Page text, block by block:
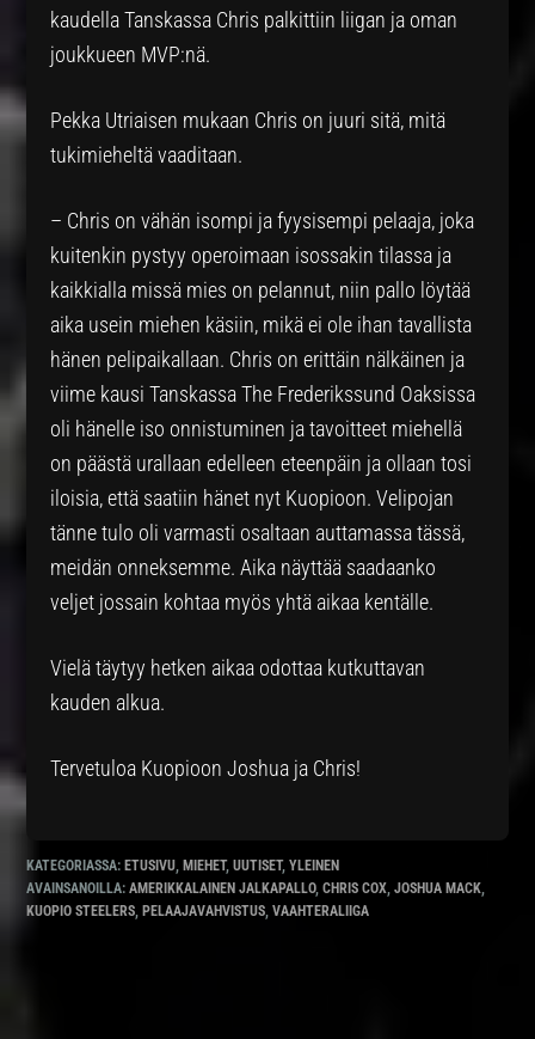
kaudella Tanskassa Chris palkittiin liigan ja oman
joukkueen MVP:nä.
Pekka Utriaisen mukaan Chris on juuri sitä, mitä
tukimieheltä vaaditaan.
– Chris on vähän isompi ja fyysisempi pelaaja, joka
kuitenkin pystyy operoimaan isossakin tilassa ja
kaikkialla missä mies on pelannut, niin pallo löytää
aika usein miehen käsiin, mikä ei ole ihan tavallista
hänen pelipaikallaan. Chris on erittäin nälkäinen ja
viime kausi Tanskassa The Frederikssund Oaksissa
oli hänelle iso onnistuminen ja tavoitteet miehellä
on päästä urallaan edelleen eteenpäin ja ollaan tosi
iloisia, että saatiin hänet nyt Kuopioon. Velipojan
tänne tulo oli varmasti osaltaan auttamassa tässä,
meidän onneksemme. Aika näyttää saadaanko
veljet jossain kohtaa myös yhtä aikaa kentälle.
Vielä täytyy hetken aikaa odottaa kutkuttavan
kauden alkua.
Tervetuloa Kuopioon Joshua ja Chris!
KATEGORIASSA: ETUSIVU, MIEHET,UUTISET,YLEINEN
AVAINSANOILLA:AMERIKKALAINEN JALKAPALLO,CHRIS COX,JOSHUA MACK,
KUOPIO STEELERS, PELAAJAVAHVISTUS,VAAHTERALIIGA